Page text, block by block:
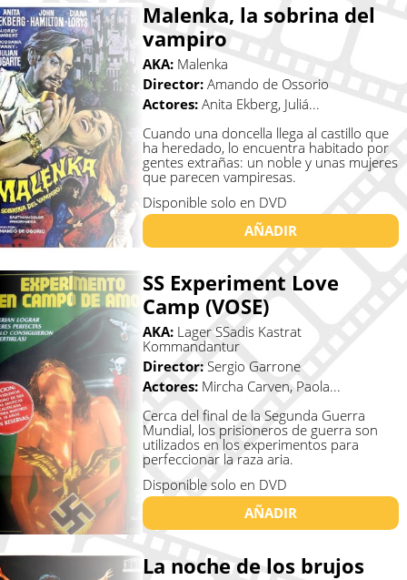
Malenka, la sobrina del
vampiro
AKA: Malenka
Director: Amando de Ossorio
Actores: Anita Ekberg, Juliá...
Cuando una doncella llega al castillo que
ha heredado, lo encuentra habitado por
gentes extrañas: un noble y unas mujeres
que parecen vampiresas.
Disponible solo en DVD
AÑADIR
SS Experiment Love
Camp (VOSE)
AKA: Lager SSadis Kastrat
Kommandantur
Director:Sergio Garrone
Actores: Mircha Carven, Paola...
Cerca del final de la Segunda Guerra
Mundial, los prisioneros de guerra son
utilizados en los experimentos para
perfeccionar la raza aria.
Disponible solo en DVD
AÑADIR
La noche de los brujos